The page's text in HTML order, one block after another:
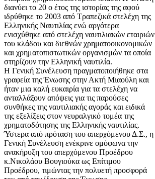
διανύει το 20 ο έτος της ιστορίας της αφού
ιδρύθηκε το 2003 από Τραπεζικά στελέχη της
Ελληνικής Ναυτιλίας ενώ αργότερα
ενισχύθηκε από στελέχη ναυτιλιακών εταιριών
του κλάδου και διεθνών χρηματοοικονομικών
και χρηματοπιστωτικών οργανισμών τα οποία
στηρίζουν την Ελληνική ναυτιλία.
Η Γενική Συνέλευση πραγματοποιήθηκε στα
γραφεία της Ένωσης στην Ακτή Μιαούλη και
ήταν μια καλή ευκαιρία για τα στελέχη να
ανταλλάξουν απόψεις για τις παρούσες
συνθήκες της ναυτιλιακής αγοράς και ειδικά
της εξελίξεις στον νευραλγικό τομέα της
χρηματοδότησης της Ελληνικής ναυτιλίας.
Ύστερα από πρόταση του απερχόμενου Δ.Σ., η
Γενική Συνέλευση ενέκρινε ομόφωνα την
ανακήρυξη του απερχόμενου Προέδρου
κ.Νικολάου Βουγιούκα ως Επίτιμου
Προέδρου, τιμώντας την πολυετή προσφορά